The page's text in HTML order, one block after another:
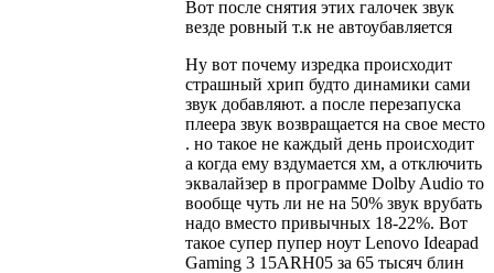
Вот после снятия этих галочек звук
везде ровный т.к не автоубавляется
Ну вот почему изредка происходит
страшный хрип будто динамики сами
звук добавляют. а после перезапуска
плеера звук возвращается на свое место
. но такое не каждый день происходит
а когда ему вздумается хм, а отключить
эквалайзер в программе Dolby Audio то
вообще чуть ли не на 50% звук врубать
надо вместо привычных 18-22%. Вот
такое супер пупер ноут Lenovo Ideapad
Gaming 3 15ARH05 за 65 тысяч блин